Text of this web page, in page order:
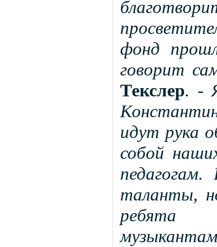
фонд
говорит
Текслер. -
идут рука
собой
таланты,
ребята